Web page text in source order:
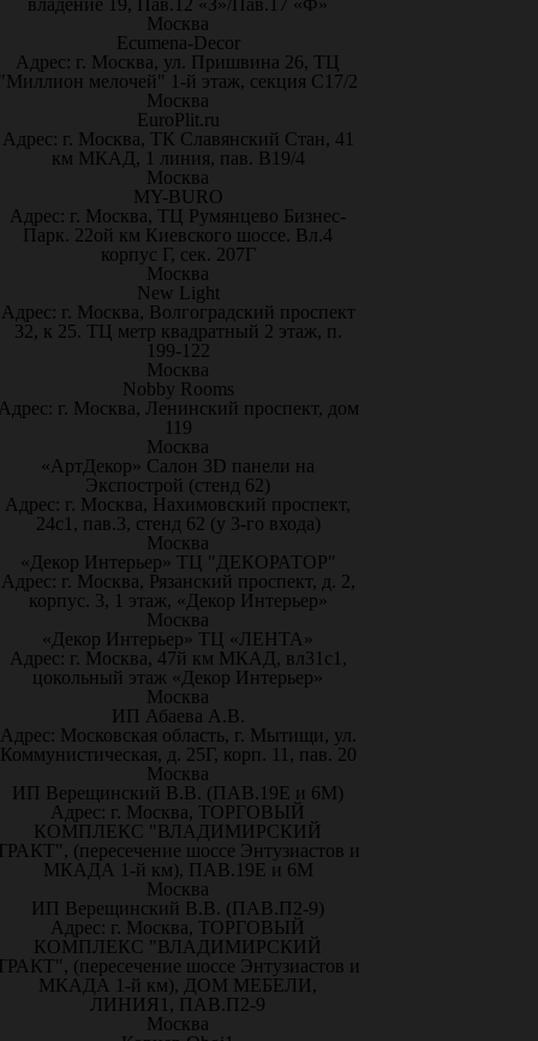
владение 19, Пав.12 «З»/Пав.17 «Ф»
Москва
Ecumena-Decor
Адрес: г. Москва, ул. Пришвина 26, ТЦ
мелочей" 1-й этаж, секция С17/2
Москва
EuroPlit.ru
Адрес: г. Москва, ТК Славянский Стан, 41
км МКАД, 1 линия, пав. В19/4
Москва
MY-BURO
Адрес: г. Москва, ТЦ Румянцево Бизнес-
Парк. 22ой км Киевского шоссе. Вл.4
корпус Г, сек. 207Г
Москва
New Light
Адрес: г. Москва, Волгоградский проспект
32, к 25. ТЦ метр квадратный 2 этаж, п.
199-122
Москва
Nobby Rooms
г. Москва, Ленинский проспект, дом
119
Москва
«АртДекор» Салон 3D панели на
Экспострой (стенд 62)
Адрес: г. Москва, Нахимовский проспект,
24с1, пав.3, стенд 62 (у 3-го входа)
Москва
«Декор Интерьер» ТЦ "ДЕКОРАТОР"
Адрес: г. Москва, Рязанский проспект, д. 2,
корпус. 3, 1 этаж, «Декор Интерьер»
Москва
«Декор Интерьер» ТЦ «ЛЕНТА»
Адрес: г. Москва, 47й км МКАД, вл31с1,
цокольный этаж «Декор Интерьер»
Москва
ИП Абаева А.В.
Адрес: Московская область, г. Мытищи, ул.
Коммунистическая, д. 25Г, корп. 11, пав. 20
Москва
ИП Верещинский В.В. (ПАВ.19Е и 6М)
Адрес: г. Москва, ТОРГОВЫЙ
КОМПЛЕКС "ВЛАДИМИРСКИЙ
(пересечение шоссе Энтузиастов и
МКАДА 1-й км), ПАВ.19Е и 6М
Москва
ИП Верещинский В.В. (ПАВ.П2-9)
Адрес: г. Москва, ТОРГОВЫЙ
КОМПЛЕКС "ВЛАДИМИРСКИЙ
(пересечение шоссе Энтузиастов и
МКАДА 1-й км), ДОМ МЕБЕЛИ,
ЛИНИЯ1, ПАВ.П2-9
Москва